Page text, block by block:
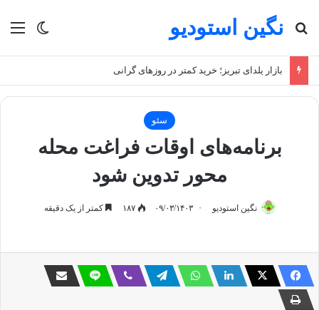
تغییر نگین استودیو
جستجو برای
بازار یلدای تبریز؛ خرید کمتر در روزهای گرانی
سئو
برنامه‌های اوقات فراغت محله
محور تدوین شود
نگین استودیو ۰۹/۰۳/۱۴۰۳ ۱۸۷ کمتر از یک دقیقه